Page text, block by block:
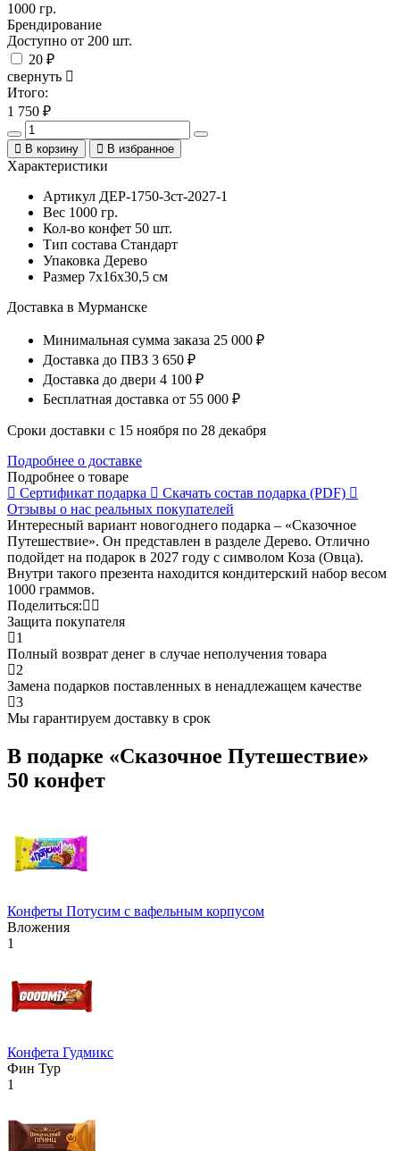
1000 гр.
Брендирование
Доступно от 200 шт.
20 ₽
свернуть
Итого:
1 750 ₽
В корзину В избранное
Характеристики
Артикул ДЕР-1750-3ст-2027-1
Вес 1000 гр.
Кол-во конфет 50 шт.
Тип состава Стандарт
Упаковка Дерево
Размер 7х16х30,5 см
Доставка в Мурманске
Минимальная сумма заказа 25 000 ₽
Доставка до ПВЗ 3 650 ₽
Доставка до двери 4 100 ₽
Бесплатная доставка от 55 000 ₽
Сроки доставки с 15 ноября по 28 декабря
Подробнее о доставке
Подробнее о товаре
Сертификат подарка Скачать состав подарка (PDF)
Отзывы о нас реальных покупателей
Интересный вариант новогоднего подарка – «Сказочное
Путешествие». Он представлен в разделе Дерево. Отлично
подойдет на подарок в 2027 году с символом Коза (Овца).
Внутри такого презента находится кондитерский набор весом
1000 граммов.
Поделиться:
Защита покупателя
1
Полный возврат денег в случае неполучения товара
2
Замена подарков поставленных в ненадлежащем качестве
3
Мы гарантируем доставку в срок
В подарке «Сказочное Путешествие»
50 конфет
Конфеты Потусим с вафельным корпусом
Вложения
1
Конфета Гудмикс
Фин Тур
1